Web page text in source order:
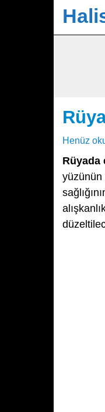
Henüz
Rüyada
yüzünün